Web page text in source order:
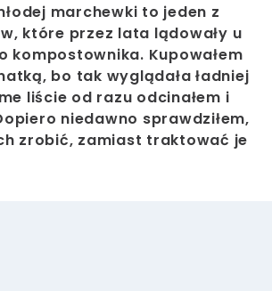
marchewki to jeden z
które przez lata lądowały u
kompostownika. Kupowałem
bo tak wyglądała ładniej
liście od razu odcinałem i
niedawno sprawdziłem,
zrobić, zamiast traktować je